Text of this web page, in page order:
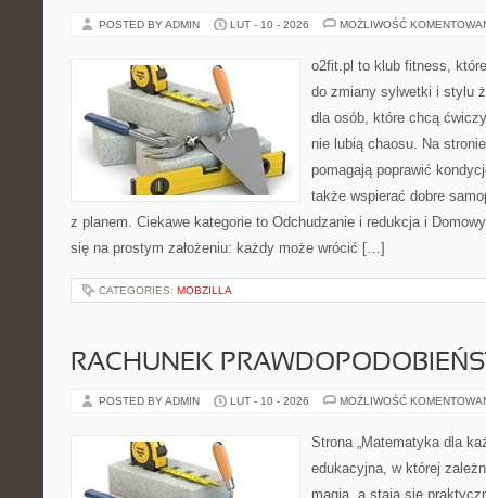
POSTED BY ADMIN LUT - 10 - 2026 MOŻLIWOŚĆ
o2fit.pl to klub fitness,
do zmiany sylwetki i stylu
dla osób, które chcą
nie lubią chaosu. Na
pomagają poprawić
także wspierać dobre
z planem. Ciekawe kategorie to Odchudzanie i redukcja i
się na prostym założeniu: każdy może wrócić […]
CATEGORIES: MOBZILLA
RACHUNEK
POSTED BY ADMIN LUT - 10 - 2026 MOŻLIWOŚĆ
Strona „Matematyka dla
edukacyjna, w której
magią, a stają się